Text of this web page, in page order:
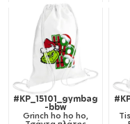
#KP_15101_gymbag
-bbw
Grinch ho ho ho,